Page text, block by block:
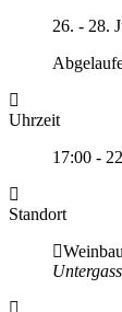
26. - 28.
Uhrzeit
17:00 -
Standort